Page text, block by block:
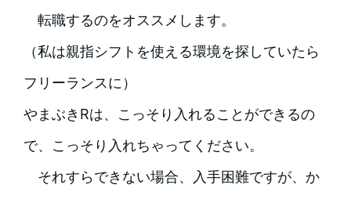
転職するのをオススメします。
（私は親指シフトを使える環境を探していたら
フリーランスに）
やまぶきRは、こっそり入れることができるの
で、こっそり入れちゃってください。
それすらできない場合、入手困難ですが、か